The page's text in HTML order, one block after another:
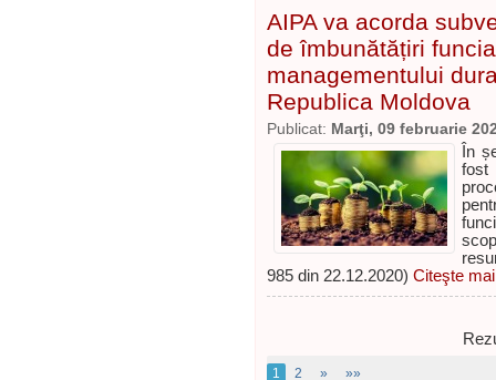
AIPA va acorda
de îmbunătățiri
managementului
Republica Moldova
Publicat: Marţi, 09 februarie
În
fost
985 din 22.12.2020) Citeşte
1 2 » »»